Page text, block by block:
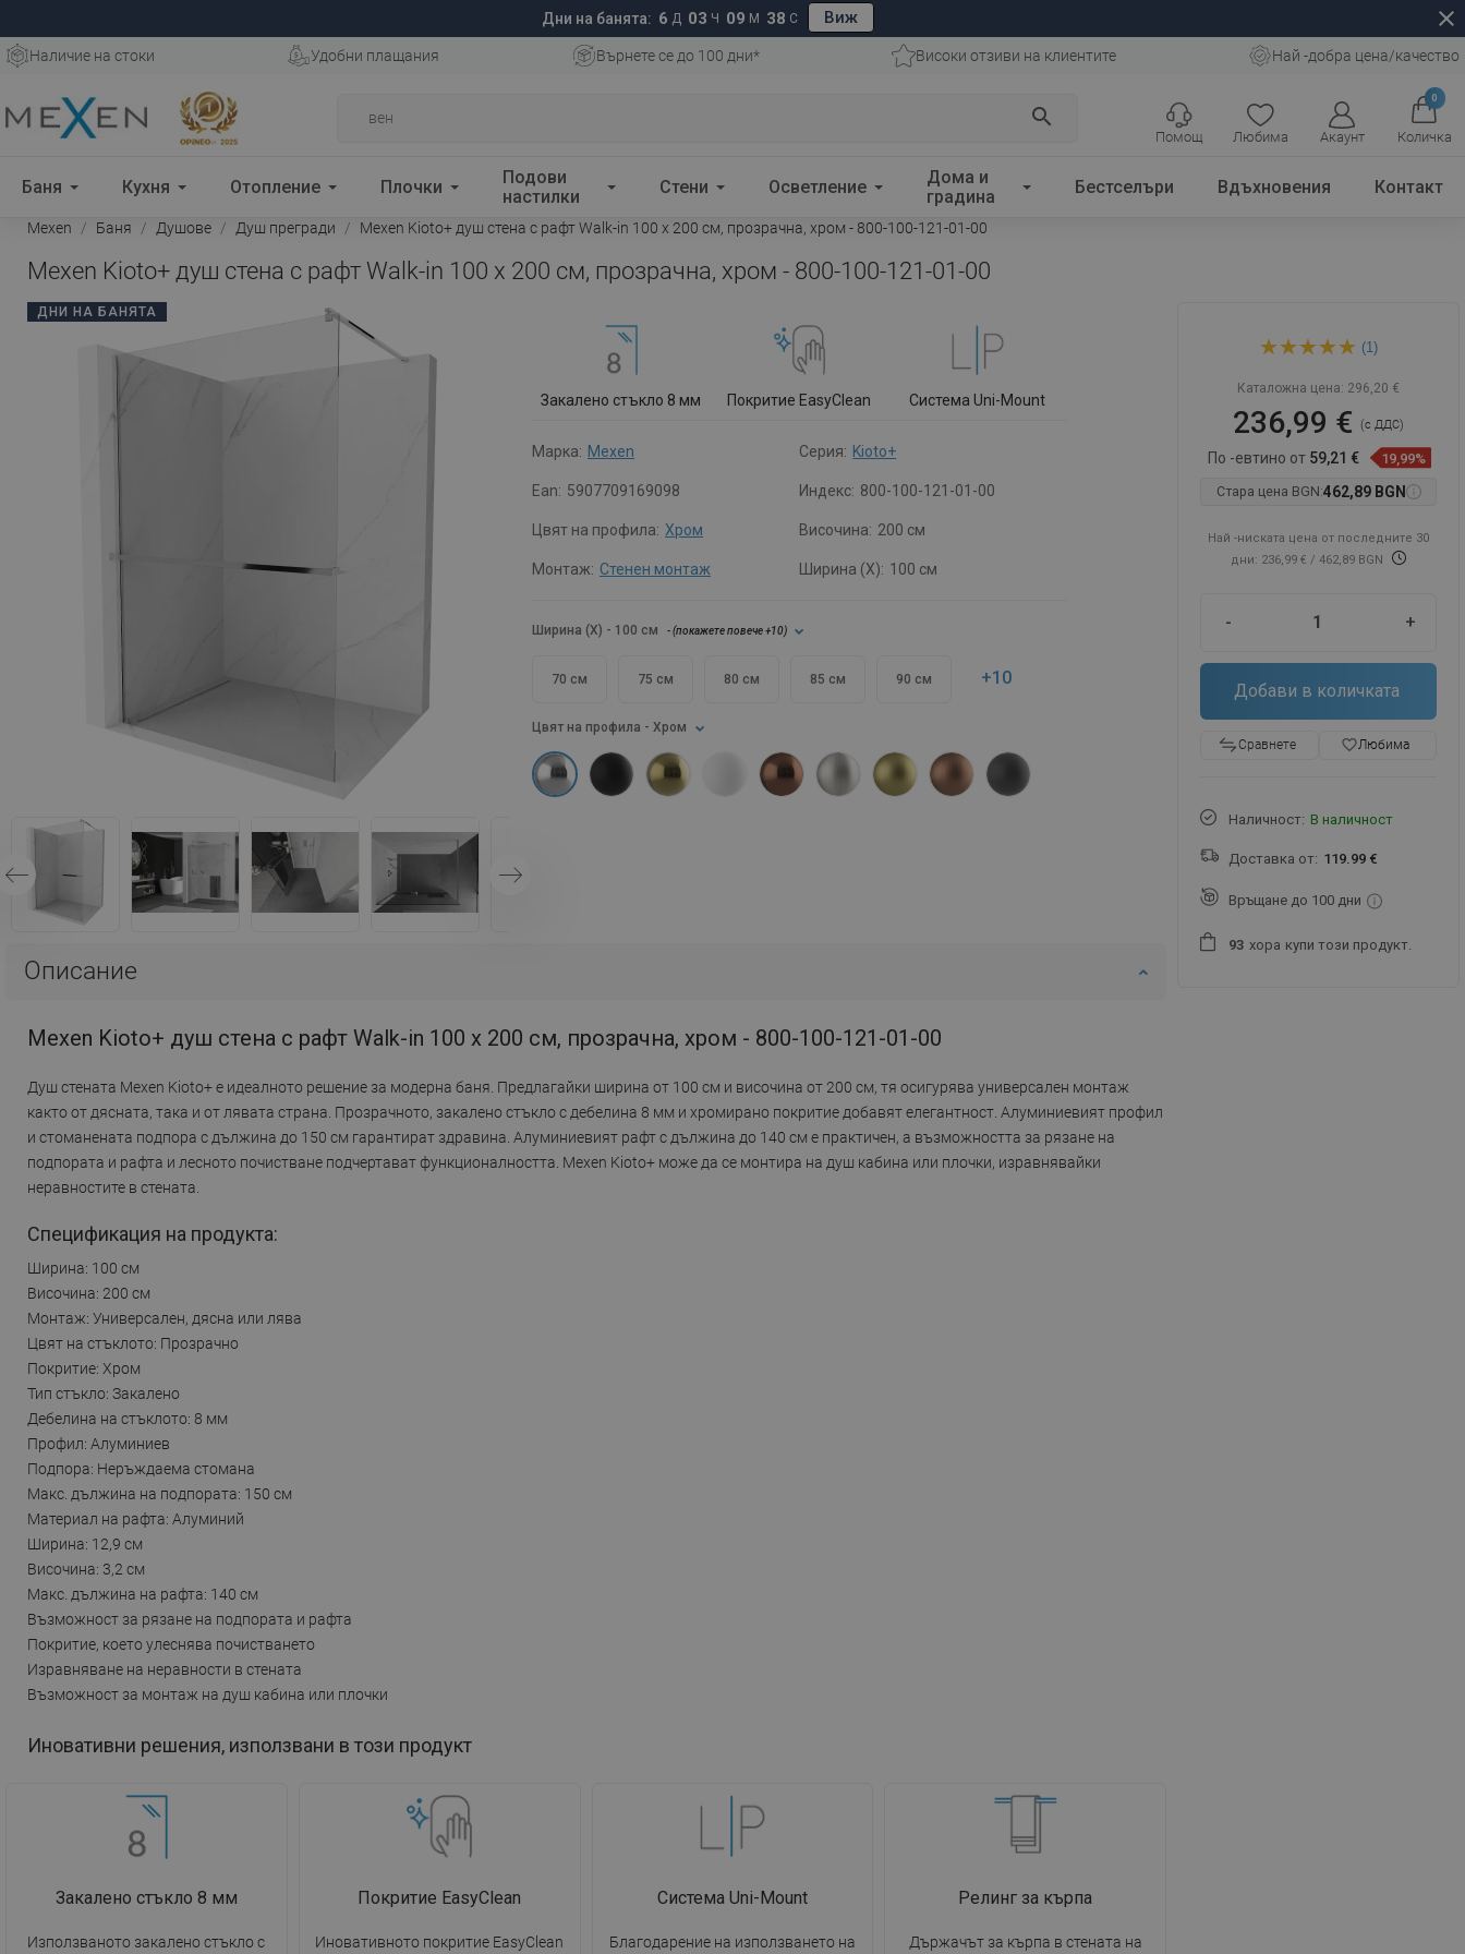
Дни на банята: 6 Д 03 Ч 09 М 37 С Виж close
Наличие на стоки Удобни плащания Върнете се до 100 дни* Високи отзиви на клиентите Най -добра цена/качество
search
Любима Акаунт
0
Количка
Помощ
Баня Кухня Отопление Плочки
Подови
настилки
Стени Осветление
Дома и
градина
Бестселъри Вдъхновения Контакт
Mexen Баня Душове Душ прегради Mexen Kioto+ душ стена с рафт Walk-in 100 x 200 см, прозрачна, хром - 800-100-121-01-00
Mexen Kioto+ душ стена с рафт Walk-in 100 x 200 см, прозрачна, хром - 800-100-121-01-00
ДНИ НА БАНЯТА
Закалено стъкло 8 мм Покритие EasyClean Система Uni-Mount
Марка: Mexen Серия: Kioto+
Ean: 5907709169098 Индекс: 800-100-121-01-00
Цвят на профила: Хром Височина: 200 см
Монтаж: Стенен монтаж Ширина (X): 100 см
Цвят на профила - Хром
Ширина (X) - 100 см - (покажете повече+10)
70 см 75 см 80 см 85 см 90 см +10
Описание
Mexen Kioto+ душ стена с рафт Walk-in 100 x 200 см, прозрачна, хром - 800-100-121-01-00
Душ стената Mexen Kioto+ е идеалното решение за модерна баня. Предлагайки ширина от 100 см и височина от 200 см, тя осигурява универсален монтаж
както от дясната, така и от лявата страна. Прозрачното, закалено стъкло с дебелина 8 мм и хромирано покритие добавят елегантност. Алуминиевият профил
и стоманената подпора с дължина до 150 см гарантират здравина. Алуминиевият рафт с дължина до 140 см е практичен, а възможността за рязане на
подпората и рафта и лесното почистване подчертават функционалността. Mexen Kioto+ може да се монтира на душ кабина или плочки, изравнявайки
неравностите в стената.
Спецификация на продукта:
Ширина: 100 см
Височина: 200 см
Монтаж: Универсален, дясна или лява
Цвят на стъклото: Прозрачно
Покритие: Хром
Тип стъкло: Закалено
Дебелина на стъклото: 8 мм
Профил: Алуминиев
Подпора: Неръждаема стомана
Макс. дължина на подпората: 150 см
Материал на рафта: Алуминий
Ширина: 12,9 см
Височина: 3,2 см
Макс. дължина на рафта: 140 см
Възможност за рязане на подпората и рафта
Покритие, което улеснява почистването
Изравняване на неравности в стената
Възможност за монтаж на душ кабина или плочки
Иновативни решения, използвани в този продукт
Закалено стъкло 8 мм
Използваното закалено стъкло с
Покритие EasyClean
Иновативното покритие EasyClean
Система Uni-Mount
Благодарение на използването на
Релинг за кърпа
Държачът за кърпа в стената на
рафт Walk-in 100 x 200 см,
(1)
Каталожна цена: 296,20 €
236,99 €(с ДДС)
По -евтино от 59,21 €
19,99%
Стара цена BGN:462,89 BGN
Най -ниската цена от последните 30
дни: 236,99 €/ 462,89 BGN
- +
Добави в количката
Сравнете favorite_borderЛюбима
Наличност: В наличност
Доставка от: 119.99 €
Връщане до 100 дни
93 хора купи този продукт.